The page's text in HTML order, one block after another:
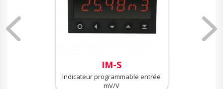
IM-S
Indicateur programmable entrée
mV/V